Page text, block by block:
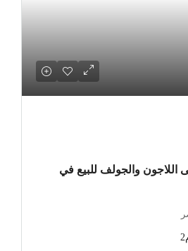
اللاجون والجولف للبيع في